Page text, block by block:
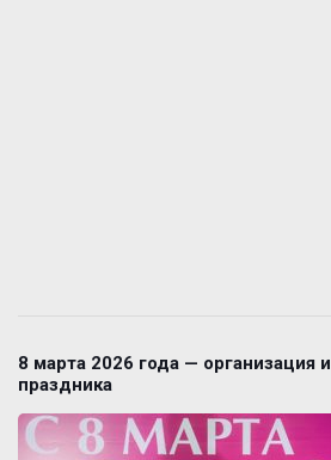
8 марта 2026 года — организация
праздника